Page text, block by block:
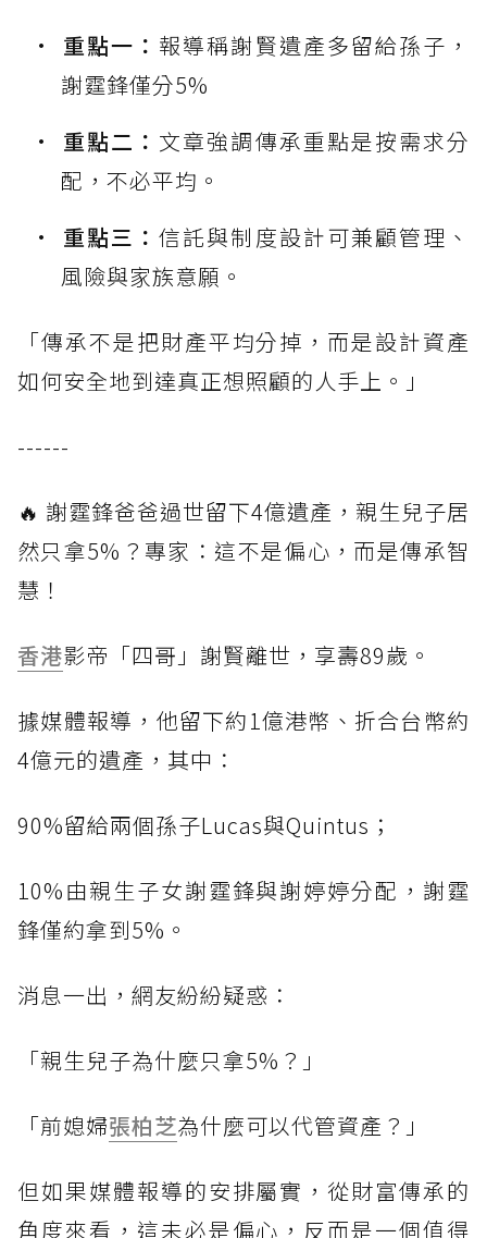
重點一： 報導稱謝賢遺產多留給孫子，
謝霆鋒僅分5%
重點二： 文章強調傳承重點是按需求分
配，不必平均。
重點三：信託與制度設計可兼顧管理、
風險與家族意願。
「傳承不是把財產平均分掉，而是設計資產
如何安全地到達真正想照顧的人手上。」
------
🔥 謝霆鋒爸爸過世留下4億遺產，親生兒子居
然只拿5%？專家：這不是偏心，而是傳承智
慧！
香港影帝「四哥」謝賢離世，享壽89歲。
據媒體報導，他留下約1億港幣、折合台幣約
4億元的遺產，其中：
90%留給兩個孫子Lucas與Quintus；
10%由親生子女謝霆鋒與謝婷婷分配，謝霆
鋒僅約拿到5%。
消息一出，網友紛紛疑惑：
「親生兒子為什麼只拿5%？」
「前媳婦張柏芝為什麼可以代管資產？」
但如果媒體報導的安排屬實，從財富傳承的
角度來看，這未必是偏心，反而是一個值得